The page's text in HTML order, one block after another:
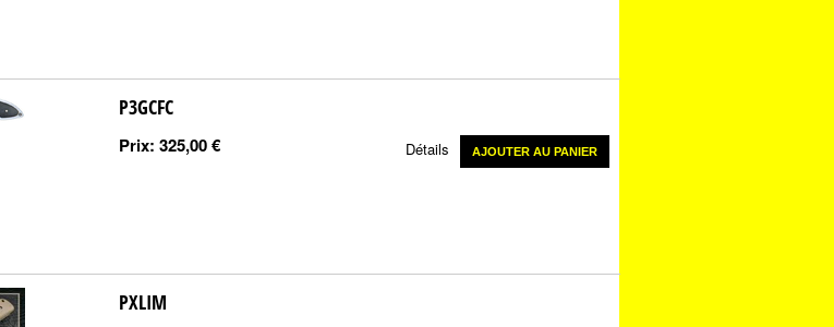
P3GCFC
Prix: 325,00 € Détails AJOUTER AU PANIER
PXLIM